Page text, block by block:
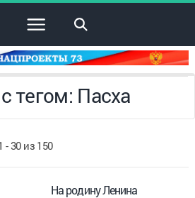
×
тегом: Пасха
30 из 150
На родину Ленина